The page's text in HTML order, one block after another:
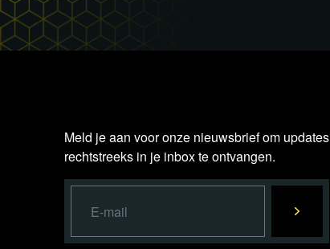
Meld je aan voor onze nieuwsbrief om updates
rechtstreeks in je inbox te ontvangen.